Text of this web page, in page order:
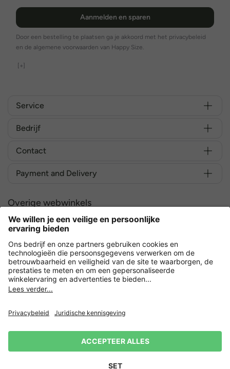
Aanmelden en sparen
Door een bestelling te plaatsen ga je akkoord met het privacybeleid
en de algemene voorwaarden van Happy Size.
[+]
Service
Bedrijf
Contact
Payment and Delivery
Overige webwinkels
Nederland
Versleuteling met
Verkoopvoorwaarden
Herroeping indienen
Impressum
Cookie-instellingen